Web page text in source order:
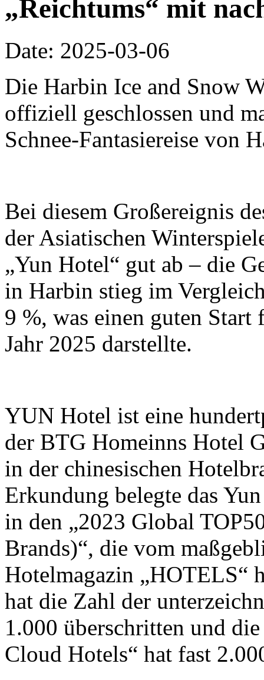
„Reichtums“ mit
Date: 2025-03-06
Die Harbin Ice and Snow
offiziell geschlossen und
Schnee-Fantasiereise von
Bei diesem Großereignis
der Asiatischen
„Yun Hotel“ gut ab – die
in Harbin stieg im
9 %, was einen guten
Jahr 2025 darstellte.
YUN Hotel ist eine
der BTG Homeinns Hotel
in der chinesischen
Erkundung belegte das
in den „2023 Global
Brands)“, die vom
Hotelmagazin „HOTELS“
hat die Zahl der
1.000 überschritten und
Cloud Hotels“ hat fast